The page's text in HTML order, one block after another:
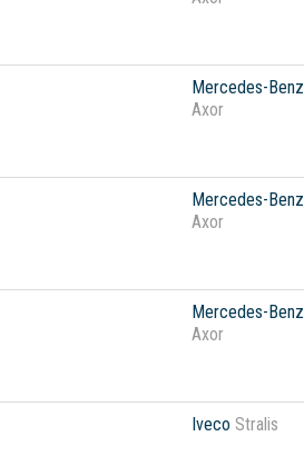
Mercedes-Benz
Axor
Mercedes-Benz
Axor
Mercedes-Benz
Axor
Iveco Stralis